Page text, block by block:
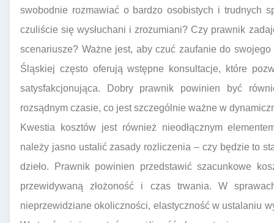
swobodnie rozmawiać o bardzo osobistych i trudnych
czuliście się wysłuchani i zrozumiani? Czy prawnik
scenariusze? Ważne jest, aby czuć zaufanie do
Śląskiej często oferują wstępne konsultacje, które
satysfakcjonująca. Dobry prawnik powinien być
rozsądnym czasie, co jest szczególnie ważne w
Kwestia kosztów jest również nieodłącznym
należy jasno ustalić zasady rozliczenia – czy będzie to
dzieło. Prawnik powinien przedstawić szacunkowe
przewidywaną złożoność i czas trwania. W
nieprzewidziane okoliczności, elastyczność w ustalaniu